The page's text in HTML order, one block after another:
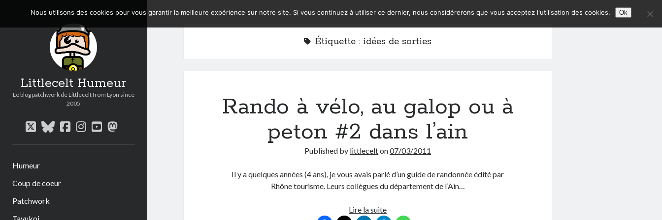
Littlecelt Humeur
Le blog patchwork de Littlecelt from Lyon since
2005
twitterbluesky
facebook
instagram
youtube
mastodon
Humeur
Coup de coeur
Patchwork
Étiquette :idées de sorties
Rando à vélo, au galop ou à
peton #2 dans l’ain
Published by littlecelton07/03/2011
Il y a quelques années (4 ans), je vous avais parlé d’un guide de randonnée édité par
Rhône tourisme. Leurs collègues du département de l’Ain…
Lire la suiteRando
Nous utilisons des cookies pour vous garantir la meilleure expérience sur notre site. Si vous continuez à utiliser ce dernier, nous considérerons que vous acceptez l'utilisation des cookies. Ok